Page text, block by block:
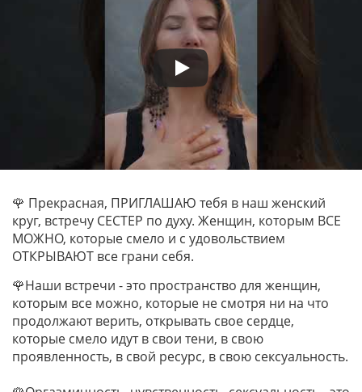
🌹 Прекрасная, ПРИГЛАШАЮ тебя в наш женский
круг, встречу СЕСТЕР по духу. Женщин, которым ВСЕ
МОЖНО, которые смело и с удовольствием
ОТКРЫВАЮТ все грани себя.
🌹Наши встречи - это пространство для женщин,
которым все можно, которые не смотря ни на что
продолжают верить, открывать свое сердце,
которые смело идут в свои тени, в свою
проявленность, в свой ресурс, в свою сексуальность.